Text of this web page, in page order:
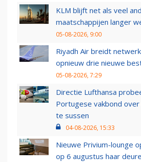
KLM blijft net als veel
maatschappijen langer
05-08-2026, 9:00
Riyadh Air breidt
opnieuw drie nieuwe
05-08-2026, 7:29
Directie Lufthansa
Portugese vakbond
te sussen
04-08-2026, 15:33
Nieuwe Privium-lounge
op 6 augustus haar